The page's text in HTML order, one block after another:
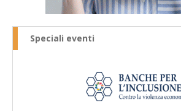
Speciali eventi